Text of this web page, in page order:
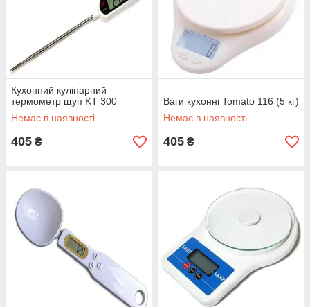
Кухонний кулінарний
термометр щуп KT 300
Немає в наявності
405 ₴
Ваги кухонні Tomato 116 (5 кг)
Немає в наявності
405 ₴